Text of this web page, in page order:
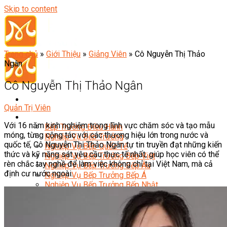
Skip to content
Bếp Trưởng Điều Hành
Nghiệp Vụ Bếp Trưởng
Nghiệp Vụ Bếp Quốc Tế
Nghiệp Vụ Bếp Trưởng Bếp Việt
Nghiệp Vụ Bếp Trưởng Bếp Âu
Nghiệp Vụ Bếp Trưởng Bếp Á
Nghiệp Vụ Bếp Trưởng Bếp Nhật
Nghiệp Vụ Bếp Trưởng Bếp Hoa
Trang chủ » Giới Thiệu » Giảng Viên » Cô Nguyễn Thị Thảo
Ngân
Cô Nguyễn Thị Thảo Ngân
Quản Trị Viên
Với 16 năm kinh nghiệm trong lĩnh vực chăm sóc và tạo mẫu
móng, từng cộng tác với các thương hiệu lớn trong nước và
quốc tế, Cô Nguyễn Thị Thảo Ngân tự tin truyền đạt những kiến
thức và kỹ năng sát yêu cầu thực tế nhất, giúp học viên có thể
rèn chắc tay nghề để làm việc không chỉ tại Việt Nam, mà cả
định cư nước ngoài.